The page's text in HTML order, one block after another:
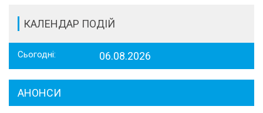
КАЛЕНДАР ПОДІЙ
Сьогодні: 06.08.2026
АНОНСИ